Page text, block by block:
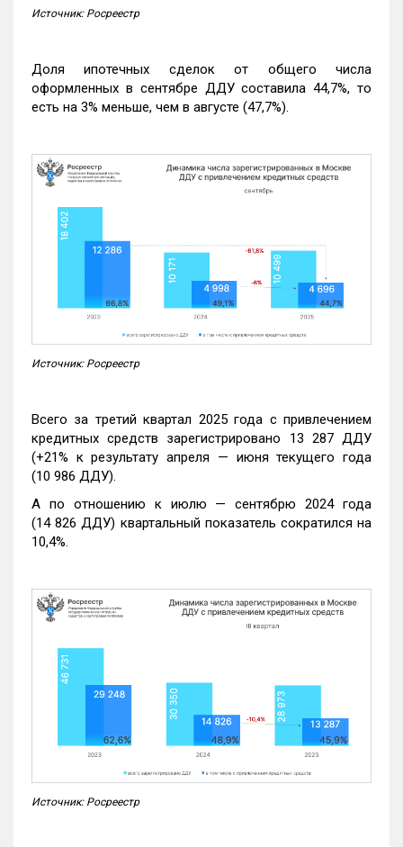
Источник: Росреестр
Доля ипотечных сделок от общего числа
оформленных в сентябре ДДУ составила 44,7%, то
есть на 3% меньше, чем в августе (47,7%).
Источник: Росреестр
Всего за третий квартал 2025 года с привлечением
кредитных средств зарегистрировано 13 287 ДДУ
(+21% к результату апреля — июня текущего года
(10 986 ДДУ).
А по отношению к июлю — сентябрю 2024 года
(14 826 ДДУ) квартальный показатель сократился на
10,4%.
Источник: Росреестр